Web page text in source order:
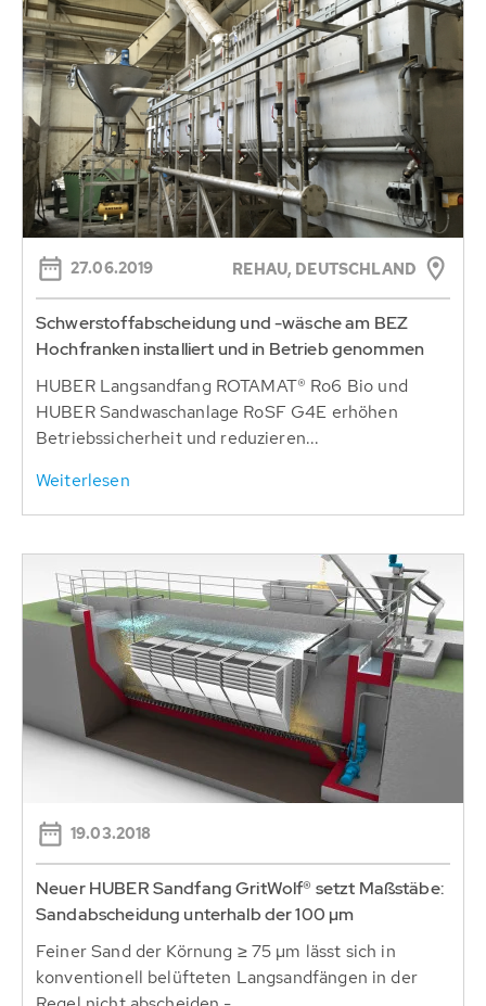
27.06.2019 REHAU, DEUTSCHLAND
Schwerstoffabscheidung und -wäsche am BEZ
Hochfranken installiert und in Betrieb genommen
HUBER Langsandfang ROTAMAT® Ro6 Bio und
HUBER Sandwaschanlage RoSF G4E erhöhen
Betriebssicherheit und reduzieren...
Weiterlesen
19.03.2018
Neuer HUBER Sandfang GritWolf® setzt Maßstäbe:
Sandabscheidung unterhalb der 100 µm
Feiner Sand der Körnung ≥ 75 µm lässt sich in
konventionell belüfteten Langsandfängen in der